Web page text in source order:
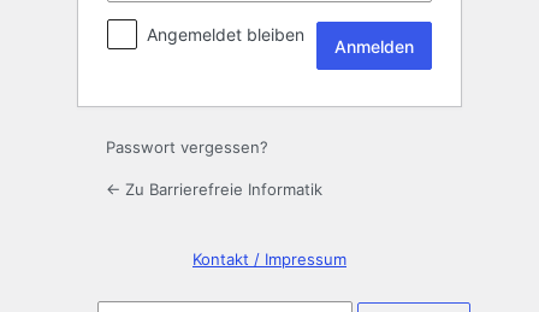
Angemeldet bleiben
Passwort vergessen?
← Zu Barrierefreie Informatik
Kontakt / Impressum